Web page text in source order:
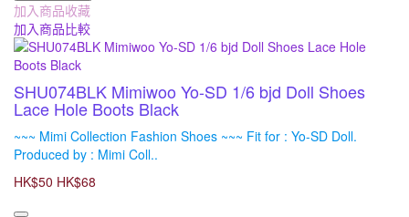
加入商品收藏
加入商品比較
SHU074BLK Mimiwoo Yo-SD 1/6 bjd Doll Shoes
Lace Hole Boots Black
~~~ Mimi Collection Fashion Shoes ~~~ Fit for : Yo-SD Doll.
Produced by : Mimi Coll..
HK$50 HK$68